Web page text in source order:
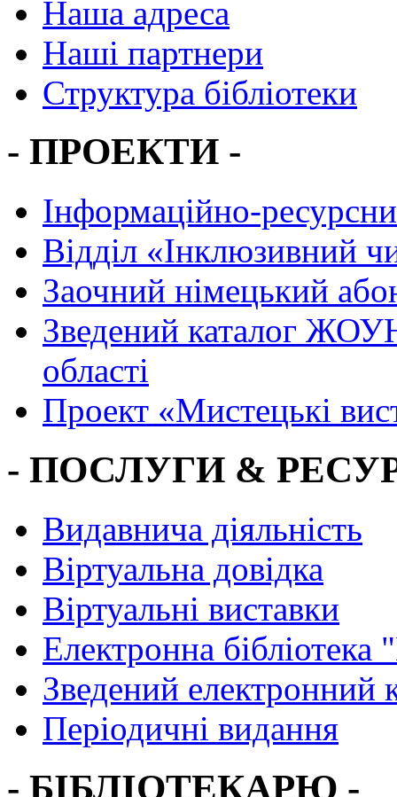
Наша адреса
Наші партнери
Структура бібліотеки
- ПРОЕКТИ -
Інформаційно-
Вiддiл «Інклюзивний
Заочний німецький
Зведений каталог
області
Проект «Мистецькі
- ПОСЛУГИ &
Видавнича діяльність
Віртуальна довідка
Віртуальні виставки
Електронна
Зведений електронний
Періодичні видання
- БІБЛІОТЕКАРЮ -